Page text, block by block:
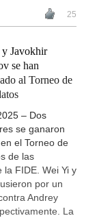
25
Javokhir
se han
al Torneo de
– Dos
se ganaron
el Torneo de
de las
la FIDE. Wei Yi y
por un
Andrey
La